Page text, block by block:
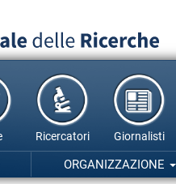
Ricercatori Giornalisti
ORGANIZZAZIONE